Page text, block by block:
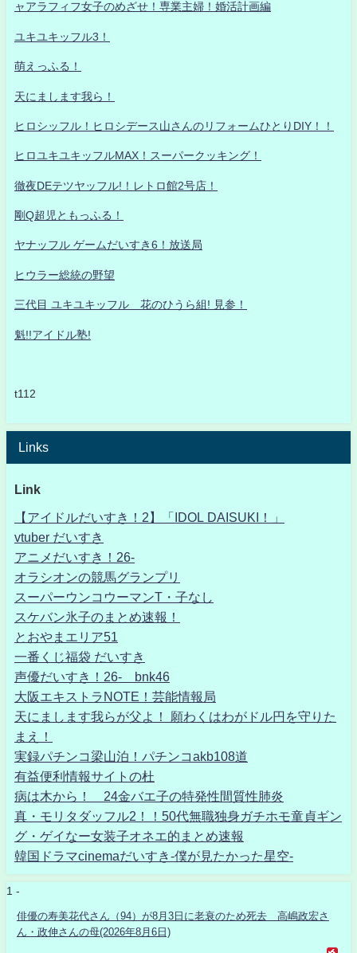
ャアラフィフ女子のめざせ！専業主婦！婚活計画編
ユキユキッフル3！
萌えっふる！
天にまします我ら！
ヒロシッフル！ヒロシデース山さんのリフォームひとりDIY！！
ヒロユキユキッフルMAX！スーパークッキング！
徹夜DEテツヤッフル!！レトロ館2号店！
剛Q超児ともっふる！
ヤナッフル ゲームだいすき6！放送局
ヒウラー総統の野望
三代目 ユキユキッフル 花のひうら組! 見参！
魁!!アイドル塾!
t112
Links
Link
【アイドルだいすき！2】「IDOL DAISUKI！」
vtuber だいすき
アニメだいすき！26-
オラシオンの競馬グランプリ
スーパーウンコウーマンT・子なし
スケバン氷子のまとめ速報！
とおやまエリア51
一番くじ福袋 だいすき
声優だいすき！26- bnk46
大阪エキストラNOTE！芸能情報局
天にまします我らが父よ！ 願わくはわがドル円を守りた
まえ！
実録パチンコ梁山泊！パチンコakb108道
有益便利情報サイトの杜
病は木から！ 24金バエ子の特発性間質性肺炎
真・モリタダッフル2！！50代無職独身ガチホモ童貞ギン
グ・ゲイなー女装子オネエ的まとめ速報
韓国ドラマcinemaだいすき-僕が見たかった星空-
1 -
俳優の寿美花代さん（94）が8月3日に老衰のため死去 高嶋政宏さ
ん・政伸さんの母(2026年8月6日)